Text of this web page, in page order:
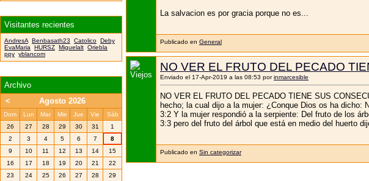
La salvacion es por gracia porque no es...
Publicado en General
NO VER EL FRUTO DEL PECADO
Enviado el 17-Apr-2019 a las 08:53 porinmarcesible
NO VER EL FRUTO DEL PECADO TIENE SUS
hecho; la cual dijo a la mujer: ¿Conque Dios os ha dicho:
3:2 Y la mujer respondió a la serpiente: Del fruto de los
3:3 pero del fruto del árbol que está en medio del huerto
Publicado en Sin categorizar
Visitantes recientes
AndresA Benbasath23 Catolico Deby
EvaMaria
HURSZ Miguelalt Oriebla
ppy yblancom
Archivo
<
Agosto 2026
Dom Lun Mar Mie Jue Vie
Sáb
26
27 28 29 30 31
1
2
3 4 5 6 7
8
9
10 11 12 13 14
15
16
17 18 19 20 21
22
23
24 25 26 27 28 29